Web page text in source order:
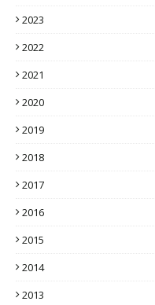
2023
2022
2021
2020
2019
2018
2017
2016
2015
2014
2013